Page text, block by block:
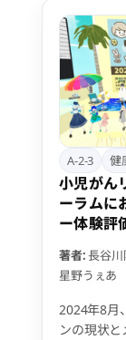
での利用
関わる要
加やフレ
ュニティ
ルス改善
された。
A-2-3 健
小児がん
ーラムに
ー体験評
著者:長谷川
星野うぇあ
2024年8月
ンの現状